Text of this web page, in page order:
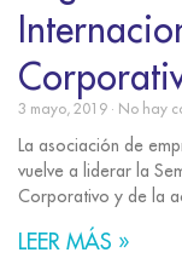
3 mayo, 2019 No hay
La asociación de
vuelve a liderar la
Corporativo y de la
LEER MÁS »